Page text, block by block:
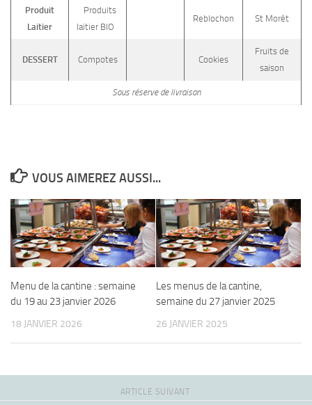
Produit
Laitier
Produits
laitier BIO
Reblochon St Morêt
DESSERT Compotes Cookies
Fruits de
saison
Sous réserve de livraison
VOUS AIMEREZ AUSSI...
Menu de la cantine : semaine
du 19 au 23 janvier 2026
18 JANVIER 2026
Les menus de la cantine,
semaine du 27 janvier 2025
26 JANVIER 2025
ARTICLE SUIVANT